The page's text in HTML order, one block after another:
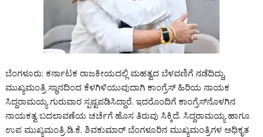
ಬೆಂಗಳೂರು: ಕರ್ನಾಟಕ ರಾಜಕೀಯದಲ್ಲಿ ಮಹತ್ವದ ಬೆಳವಣಿಗೆ ನಡೆದಿದ್ದು,
ಮುಖ್ಯಮಂತ್ರಿ ಸ್ಥಾನದಿಂದ ಕೆಳಗಿಳಿಯುವುದಾಗಿ ಕಾಂಗ್ರೆಸ್ ಹಿರಿಯ ನಾಯಕ
ಸಿದ್ದರಾಮಯ್ಯ ಗುರುವಾರ ಸ್ಪಷ್ಟಪಡಿಸಿದ್ದಾರೆ. ಇದರೊಂದಿಗೆ ಕಾಂಗ್ರೆಸ್‌ನೊಳಗಿನ
ನಾಯಕತ್ವ ಬದಲಾವಣೆಯ ಚರ್ಚೆಗೆ ಹೊಸ ತಿರುವು ಸಿಕ್ಕಿದೆ. ಸಿದ್ದರಾಮಯ್ಯ ಹಾಗೂ
ಉಪ ಮುಖ್ಯಮಂತ್ರಿ ಡಿ.ಕೆ. ಶಿವಕುಮಾರ್ ಬೆಂಗಳೂರಿನ ಮುಖ್ಯಮಂತ್ರಿಗಳ ಅಧಿಕೃತ